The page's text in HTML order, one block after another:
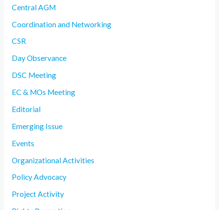
Central AGM
Coordination and Networking
CSR
Day Observance
DSC Meeting
EC & MOs Meeting
Editorial
Emerging Issue
Events
Organizational Activities
Policy Advocacy
Project Activity